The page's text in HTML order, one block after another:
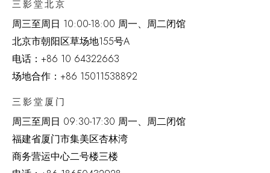
三影堂北京
周三至周日 10:00-18:00 周一、周二闭馆
北京市朝阳区草场地155号A
电话： +86 10 64322663
场地合作：+86 15011538892
三影堂厦门
周三至周日 09:30-17:30 周一、周二闭馆
福建省厦门市集美区杏林湾
商务营运中心二号楼三楼